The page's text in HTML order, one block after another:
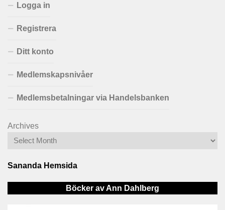
Logga in
Registrera
Ditt konto
Medlemskapsnivåer
Medlemsbetalningar via Handelsbanken
Archives
Sananda Hemsida
Böcker av Ann Dahlberg